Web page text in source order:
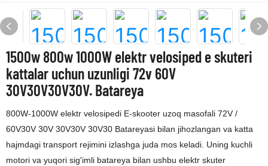
1500w 800w 1000W elektr velosiped e skuteri
kattalar uchun uzunligi 72v 60V
30V30V30V30V. Batareya
800W-1000W elektr velosipedi E-skooter uzoq masofali 72V /
60V30V 30V 30V30V 30V30 Batareyasi bilan jihozlangan va katta
hajmdagi transport rejimini izlashga juda mos keladi. Uning kuchli
motori va yuqori sig'imli batareya bilan ushbu elektr skuter